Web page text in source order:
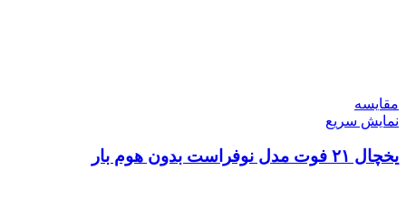
مقايسه
نمایش سریع
یخچال ۲۱ فوت مدل نوفراست بدون هوم بار